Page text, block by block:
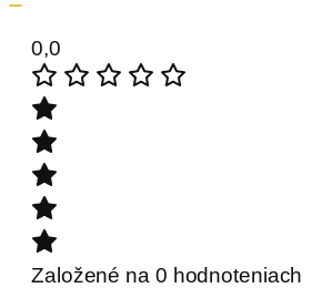
0,0
Založené na 0 hodnoteniach